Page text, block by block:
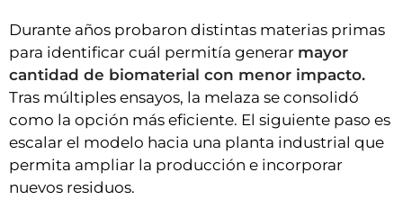
Durante años probaron distintas materias primas
para identificar cuál permitía generar mayor
cantidad de biomaterial con menor impacto.
Tras múltiples ensayos, la melaza se consolidó
como la opción más eficiente. El siguiente paso es
escalar el modelo hacia una planta industrial que
permita ampliar la producción e incorporar
nuevos residuos.